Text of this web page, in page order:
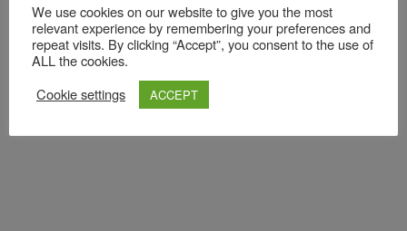
Acest site folosește Akismet pentru a reduce spamul.
sunt procesate datele comentariilor tale
We use cookies on our website to give you the most
relevant experience by remembering your preferences and
repeat visits. By clicking “Accept”, you consent to the use of
ALL the cookies.
Cookie settings
ACCEPT